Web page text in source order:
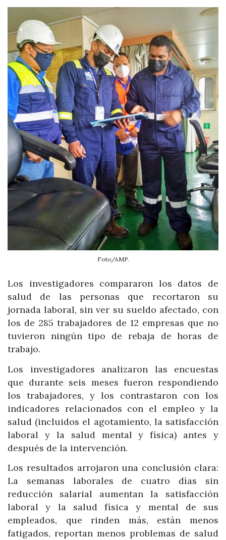
Foto/AMP.
Los investigadores compararon los datos de
salud de las personas que recortaron su
jornada laboral, sin ver su sueldo afectado, con
los de 285 trabajadores de 12 empresas que no
tuvieron ningún tipo de rebaja de horas de
trabajo.
Los investigadores analizaron las encuestas
que durante seis meses fueron respondiendo
los trabajadores, y los contrastaron con los
indicadores relacionados con el empleo y la
salud (incluidos el agotamiento, la satisfacción
laboral y la salud mental y física) antes y
después de la intervención.
Los resultados arrojaron una conclusión clara:
La semanas laborales de cuatro días sin
reducción salarial aumentan la satisfacción
laboral y la salud física y mental de sus
empleados, que rinden más, están menos
fatigados, reportan menos problemas de salud